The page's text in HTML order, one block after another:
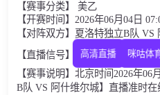
【赛事分类】 美乙
【开赛时间】2026年06月04日
【对阵双方】夏洛特独立B队 VS
【直播信号】
高清直播 咪咕体
【赛事说明】北京时间2026年06
B队 VS 阿什维尔城】直播准时